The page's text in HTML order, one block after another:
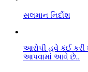
સલમાન નિર્દોશ
આરો૫ી હવે કંઈ
આપવામાં આવે છે..